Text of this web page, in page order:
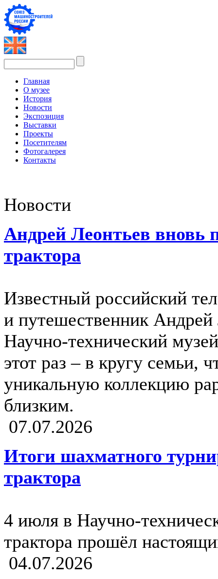
Главная
О музее
История
Новости
Экспозиция
Выставки
Проекты
Посетителям
Фотогалерея
Контакты
Новости
Андрей Леонтьев вновь
трактора
Известный российский
и путешественник Андрей
Научно-технический
этот раз – в кругу семьи,
уникальную коллекцию
близким.
07.07.2026
Итоги шахматного
трактора
4 июля в Научно-
трактора прошёл
04.07.2026